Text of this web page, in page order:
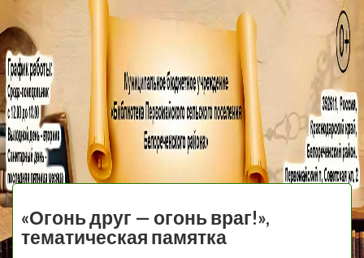
МБУ Библиотека
Первомайского
Сельского
Поселения
«Огонь друг — огонь враг!»,
тематическая памятка